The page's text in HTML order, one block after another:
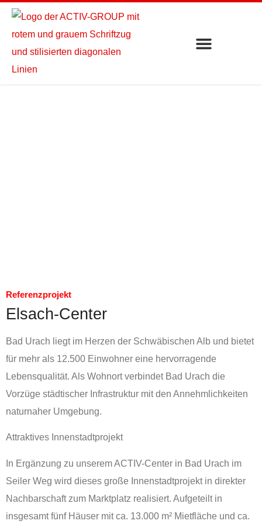
Referenzprojekt
Elsach-Center
Bad Urach liegt im Herzen der Schwäbischen Alb und bietet
für mehr als 12.500 Einwohner eine hervorragende
Lebensqualität. Als Wohnort verbindet Bad Urach die
Vorzüge städtischer Infrastruktur mit den Annehmlichkeiten
naturnaher Umgebung.
Attraktives Innenstadtprojekt
In Ergänzung zu unserem ACTIV-Center in Bad Urach im
Seiler Weg wird dieses große Innenstadtprojekt in direkter
Nachbarschaft zum Marktplatz realisiert. Aufgeteilt in
insgesamt fünf Häuser mit ca. 13.000 m² Mietfläche und ca.